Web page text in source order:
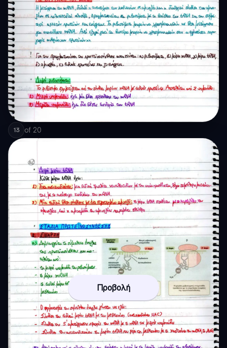
13 of 20
Προβολή